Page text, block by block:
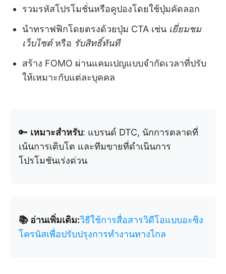
รวมรหัสโปรโมชั่นหรือคูปองโดยใช้ปุ่มคัดลอก
นำทราฟฟิกโดยตรงด้วยปุ่ม CTA เช่น เยี่ยมชม
เว็บไซต์หรือ รับสิทธิ์ทันที
สร้าง FOMO ผ่านแคมเปญแบบจำกัดเวลาที่ปรับ
ให้เหมาะกับแต่ละบุคคล
🔑 เหมาะสำหรับ: แบรนด์ DTC, นักการตลาดที่
เน้นการเติบโต และทีมขายที่ดำเนินการ
โปรโมชันเร่งด่วน
📚 อ่านเพิ่มเติม:วิธีใช้การสื่อสารวิดีโอแบบอะซิง
โครนัสเพื่อปรับปรุงการทำงานทางไกล